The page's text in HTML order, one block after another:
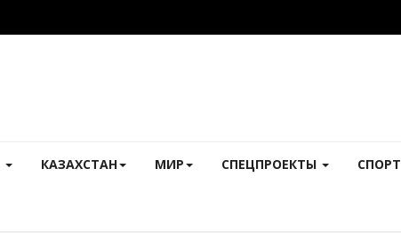
КАЗАХСТАН МИР СПЕЦПРОЕКТЫ СПОРТ